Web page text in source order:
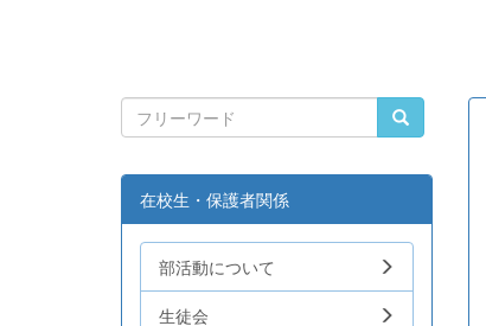
在校生・保護者関係
部活動について
生徒会